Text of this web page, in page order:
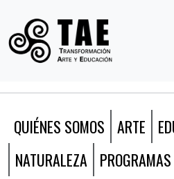
QUIÉNES SOMOS ARTE
NATURALEZA
PROGRAMAS